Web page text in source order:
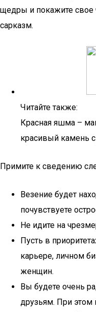
щедры и покажите свое
сарказм.
Читайте также:
Красная яшма –
красивый камень
Примите к сведению
Везение будет
почувствуете
Не идите на
Пусть в
карьере, личном
женщин.
Вы будете очень
друзьям. При этом